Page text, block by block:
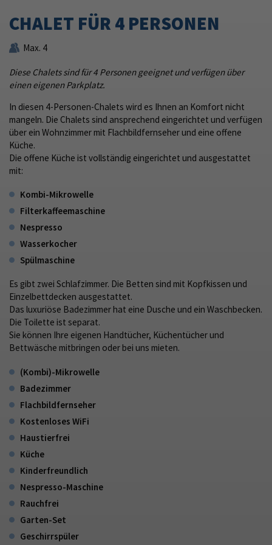
CHALET FÜR 4 PERSONEN
Max. 4
Diese Chalets sind für 4 Personen geeignet und verfügen über
einen eigenen Parkplatz.
In diesen 4-Personen-Chalets wird es Ihnen an Komfort nicht
mangeln. Die Chalets sind ansprechend eingerichtet und verfügen
über ein Wohnzimmer mit Flachbildfernseher und eine offene
Küche.
Die offene Küche ist vollständig eingerichtet und ausgestattet
mit:
Kombi-Mikrowelle
Filterkaffeemaschine
Nespresso
Wasserkocher
Spülmaschine
Es gibt zwei Schlafzimmer. Die Betten sind mit Kopfkissen und
Einzelbettdecken ausgestattet.
Das luxuriöse Badezimmer hat eine Dusche und ein Waschbecken.
Die Toilette ist separat.
Sie können Ihre eigenen Handtücher, Küchentücher und
Bettwäsche mitbringen oder bei uns mieten.
(Kombi)-Mikrowelle
Badezimmer
Flachbildfernseher
Kostenloses WiFi
Haustierfrei
Küche
Kinderfreundlich
Nespresso-Maschine
Rauchfrei
Garten-Set
Geschirrspüler